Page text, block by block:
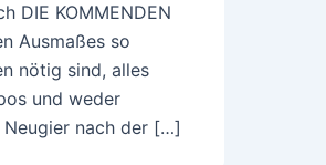
DIE KOMMENDEN
Ausmaßes so
nötig sind, alles
und weder
nach der […]